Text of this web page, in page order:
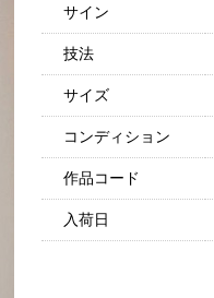
サイン
技法
サイズ
コンディション
作品コード
入荷日